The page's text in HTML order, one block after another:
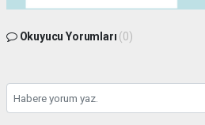
Okuyucu Yorumları (0)